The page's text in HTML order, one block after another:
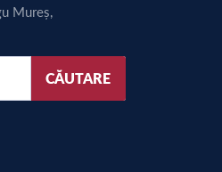
Mureș,
CĂUTARE